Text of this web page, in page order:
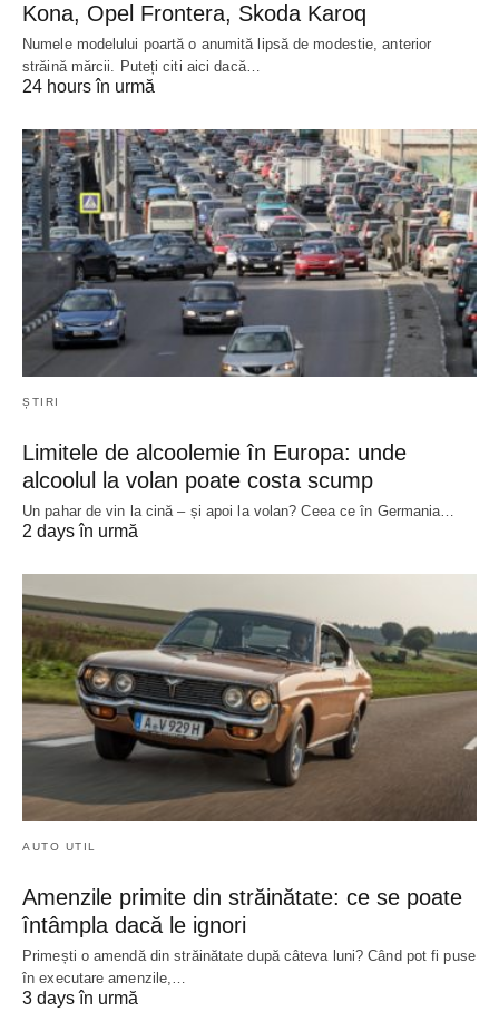
Kona, Opel Frontera, Skoda Karoq
Numele modelului poartă o anumită lipsă de modestie, anterior
străină mărcii. Puteți citi aici dacă…
24 hours în urmă
ȘTIRI
Limitele de alcoolemie în Europa: unde
alcoolul la volan poate costa scump
Un pahar de vin la cină – și apoi la volan? Ceea ce în Germania…
2 days în urmă
AUTO UTIL
Amenzile primite din străinătate: ce se poate
întâmpla dacă le ignori
Primești o amendă din străinătate după câteva luni? Când pot fi puse
în executare amenzile,…
3 days în urmă